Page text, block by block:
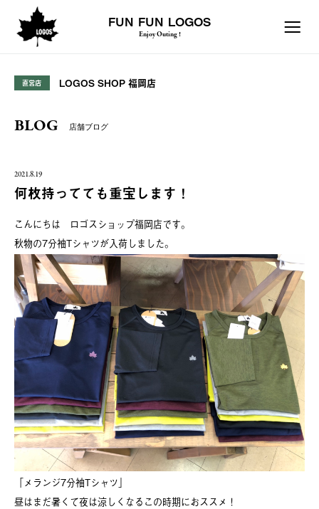
FUN FUN LOGOS
Enjoy Outing !
直営店 LOGOS SHOP 福岡店
BLOG 店舗ブログ
2021.8.19
何枚持ってても重宝します！
こんにちは ロゴスショップ福岡店です。
秋物の7分袖Tシャツが入荷しました。
「メランジ7分袖Tシャツ」
昼はまだ暑くて夜は涼しくなるこの時期におススメ！